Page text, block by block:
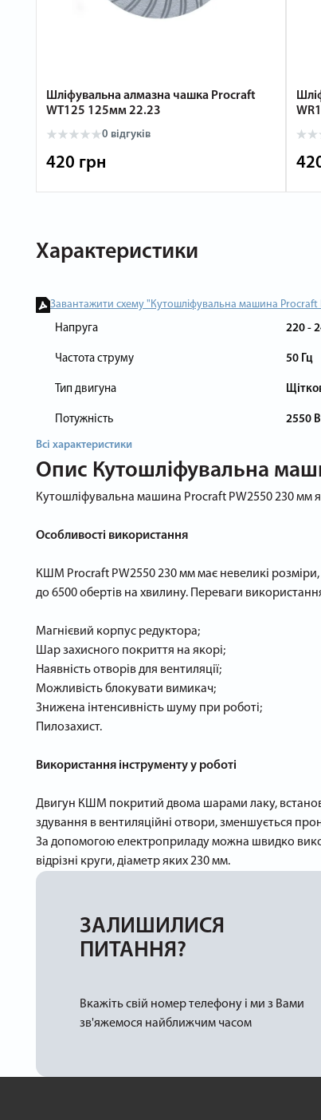
Шліфувальна алмазна чашка Procraft
WT125 125мм 22.23
0 відгуків
420 грн
Характеристики
Завантажити схему "Кутошліфувальна машина Procraft
Напруга
220 -
Частота струму 50 Гц
Тип двигуна
Потужність 2550
Всі характеристики
Опис Кутошліфувальна
Кутошліфувальна машина Procraft PW2550 230 мм
Особливості використання
КШМ Procraft PW2550 230 мм має невеликі
до 6500 обертів на хвилину. Переваги
Магнієвий корпус редуктора;
Шар захисного покриття на якорі;
Наявність отворів для вентиляції;
Можливість блокувати вимикач;
Знижена інтенсивність шуму при роботі;
Пилозахист.
Використання інструменту у роботі
Двигун КШМ покритий двома шарами лаку,
здування в вентиляційні отвори, зменшується
За допомогою електроприладу можна швидко
відрізні круги, діаметр яких 230 мм.
ЗАЛИШИЛИСЯ
ПИТАННЯ?
Вкажіть свій номер телефону і ми з Вами
зв'яжемося найближчим часом